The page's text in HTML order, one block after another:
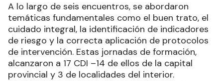
A lo largo de seis encuentros, se abordaron
temáticas fundamentales como el buen trato, el
cuidado integral, la identificación de indicadores
de riesgo y la correcta aplicación de protocolos
de intervención. Estas jornadas de formación,
alcanzaron a 17 CDI –14 de ellos de la capital
provincial y 3 de localidades del interior.